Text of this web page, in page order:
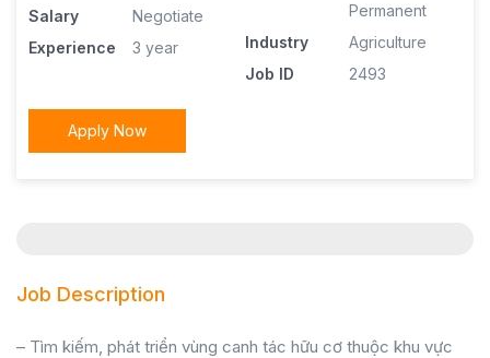
Salary
Negotiate
Experience
3 year
Permanent
Industry
Agriculture
Job ID
2493
Apply Now
Job Description
– Tìm kiếm, phát triển vùng canh tác hữu cơ thuộc khu vực